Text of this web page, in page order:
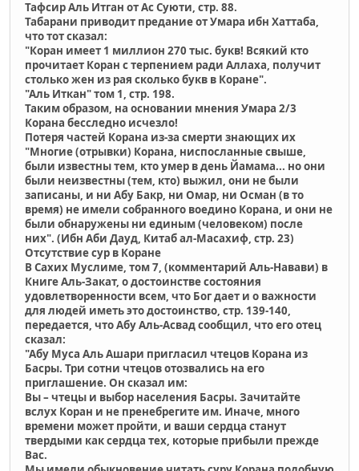
Taфсир Аль Итган от Ас Суюти, стр. 88.
Табарани приводит предание от Умара ибн Хаттаба,
что тот сказал:
"Коран имеет 1 миллион 270 тыс. букв! Всякий кто
прочитает Коран с терпением ради Аллаха, получит
столько жен из рая сколько букв в Коране".
"Аль Иткан" том 1, стр. 198.
Таким образом, на основании мнения Умара 2/3
Корана бесследно исчезло!
Потеря частей Корана из-за смерти знающих их
"Многие (отрывки) Корана, ниспосланные свыше,
были известны тем, кто умер в день Йамама... но они
были неизвестны (тем, кто) выжил, они не были
записаны, и ни Абу Бакр, ни Омар, ни Осман (в то
время) не имели собранного воедино Корана, и они не
были обнаружены ни единым (человеком) после
них". (Ибн Аби Дауд, Китаб ал-Масахиф, стр. 23)
Отсутствие сур в Коране
В Сахих Муслиме, том 7, (комментарий Аль-Навави) в
Книге Аль-Закат, о достоинстве состояния
удовлетворенности всем, что Бог дает и о важности
для людей иметь это достоинство, стр. 139-140,
передается, что Aбу Аль-Асвад сообщил, что его отец
сказал:
"Абу Муса Аль Ашари пригласил чтецов Корана из
Басры. Три сотни чтецов отозвались на его
приглашение. Он сказал им:
Вы – чтецы и выбор населения Басры. Зачитайте
вслух Коран и не пренебрегите им. Иначе, много
времени может пройти, и ваши сердца станут
твердыми как сердца тех, которые прибыли прежде
Вас.